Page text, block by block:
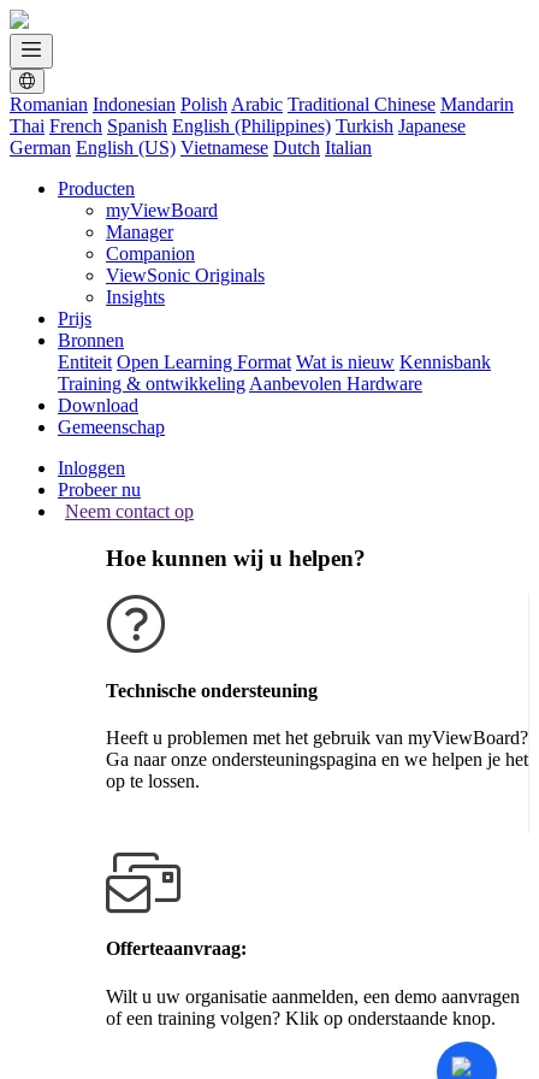
Romanian Indonesian Polish Arabic Traditional Chinese Mandarin
Thai French Spanish English (Philippines) Turkish Japanese
German English (US) Vietnamese Dutch Italian
Producten
myViewBoard
Manager
Companion
ViewSonic Originals
Insights
Prijs
Bronnen
Entiteit Open Learning Format Wat is nieuw Kennisbank
Training & ontwikkeling Aanbevolen Hardware
Download
Gemeenschap
Inloggen
Probeer nu
Neem contact op
Hoe kunnen wij u helpen?
Technische ondersteuning
Heeft u problemen met het gebruik van myViewBoard?
Ga naar onze ondersteuningspagina en we helpen je het
op te lossen.
Offerteaanvraag:
Wilt u uw organisatie aanmelden, een demo aanvragen
of een training volgen? Klik op onderstaande knop.